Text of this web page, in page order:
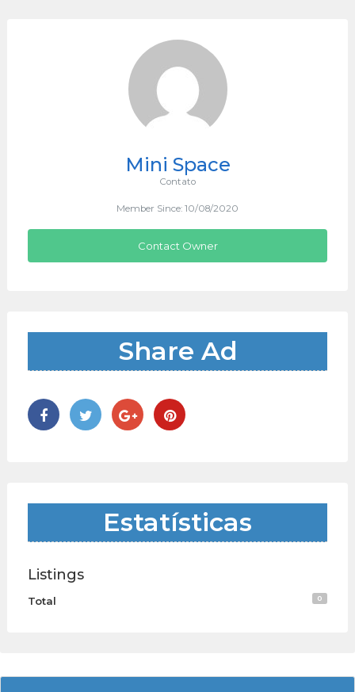
Mini Space
Contato
Member Since: 10/08/2020
Contact Owner
Share Ad
Estatísticas
Listings
Total 0